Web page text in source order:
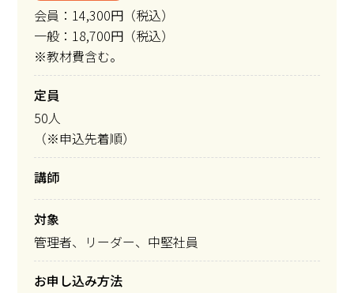
会員：14,300円（税込）
一般：18,700円（税込）
※教材費含む。
定員
50人
（※申込先着順）
講師
対象
管理者、リーダー、中堅社員
お申し込み方法